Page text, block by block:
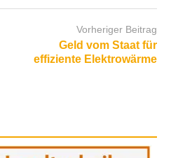
Vorheriger Beitrag
Geld vom Staat für
effiziente Elektrowärme